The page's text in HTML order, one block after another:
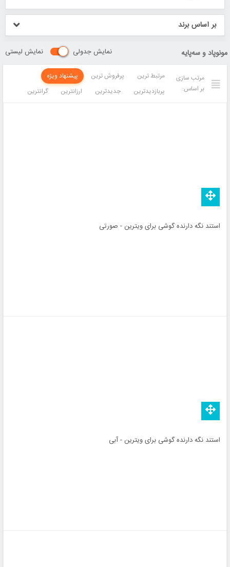
بر اساس برند
مونوپاد و سه‌پایه نمایش جدولی نمایش لیستی
مرتب سازی
بر اساس:
مرتبط ترین پرفروش ترین
پیشنهاد ویژه
پربازدیدترین
جدیدترین ارزانترین گرانترین
استند نگه دارنده گوشی برای ویترین - صورتی
استند نگه دارنده گوشی برای ویترین - آبی